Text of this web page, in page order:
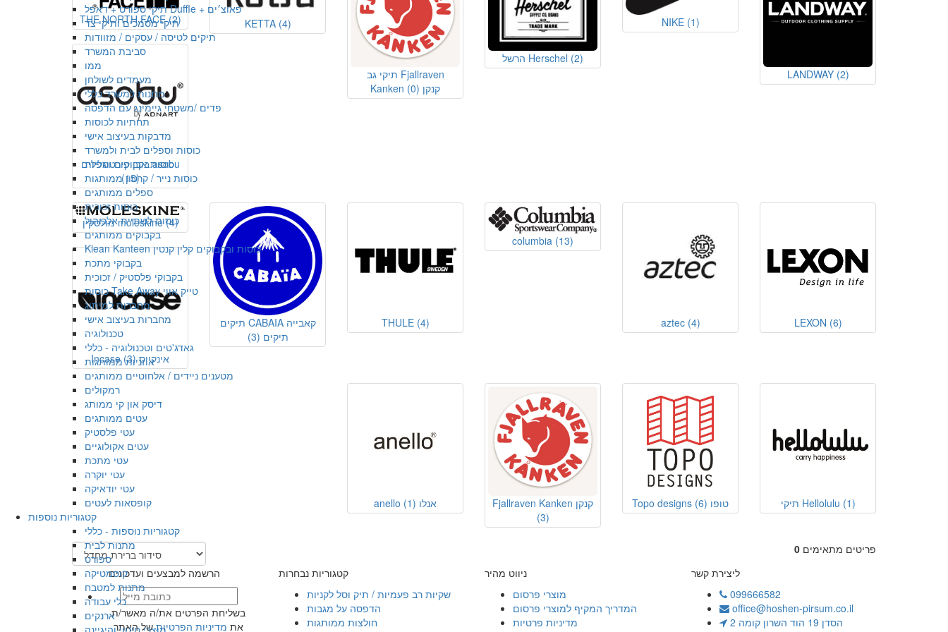
תיקי ספורט + דאפל Duffle + פאוצ׳ים
תיקי מסמכים ותיקי צד
תיקים לטיסה / עסקים / מזוודות
סביבת המשרד
ממו
מעמדים לשולחן
מתנות למשרד כללי
פדים /משטחי גיימינג עם הדפסה
תחתיות לכוסות
מדבקות בעיצוב אישי
כוסות וספלים לבית ולמשרד
כוסות אבן פורטוגליות
כוסות נייר / קרטון ממותגות
ספלים ממותגים
כוסות זכוכית
כוסות לשתיית אלכוהול
בקבוקים ממותגים
Klean Kanteen כוסות ובקבוקים קלין קנטין
בקבוקי מתכת
בקבוקי פלסטיק / זכוכית
כוסות Take Away טייק אווי
מחברות למיתוג
מחברות בעיצוב אישי
טכנולוגיה
גאדג'טים וטכנולוגיה - כללי
אוזניות ממותגות
מטענים ניידים / אלחוטיים ממותגים
רמקולים
דיסק און קי ממותג
עטים ממותגים
עטי פלסטיק
עטים אקולוגיים
עטי מתכת
עטי יוקרה
עטי יודאיקה
קופסאות לעטים
קטגוריות נוספות
קטגוריות נוספות - כללי
מתנות לבית
ספורט
קוסמטיקה
מתנות למטבח
כלי עבודה
ארנקים
מוצרי חיטוי והיגיינה
LANDWAY (2)
NIKE (1)
הרשל Herschel (2)
תיקי גב Fjallraven
Kanken קנקן (0)
KETTA (4)
THE NORTH FACE (2)
בקבוקים וספלים asobu
(15)
LEXON (6)
aztec (4)
columbia (13)
THULE (4)
תיקים CABAIA קאבייה
תיקים (3)
מולסקין moleskine(4)
Incase אינקייס (3)
תיקי Hellolulu (1) Topo designs טופו (6)
Fjallraven Kanken קנקן
(3)
anello אנלו (1)
0 פריטים מתאימים
ליצירת קשר
099666582
office@hoshen-pirsum.co.il
הסדן 19 הוד השרון קומה 2
ניווט מהיר
מוצרי פרסום
המדריך המקיף למוצרי פרסום
מדיניות פרטיות
קטגוריות נבחרות
שקיות רב פעמיות / תיק וסל לקניות
הדפסה על מגבות
חולצות ממותגות
הרשמה למבצעים ועדכונים
בשליחת הפרטים את/ה מאשר/ת
את מדיניות הפרטיותשל האתר